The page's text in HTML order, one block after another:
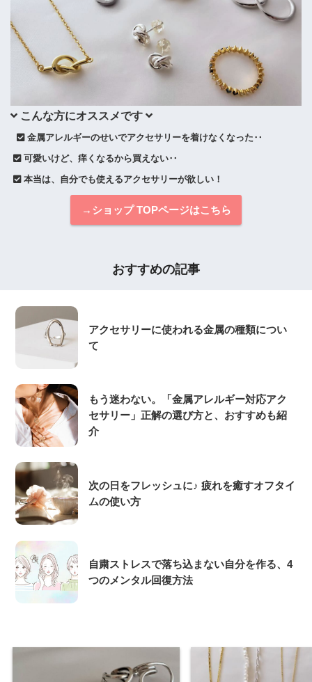
こんな方にオススメです
金属アレルギーのせいでアクセサリーを着けなくなった‥
可愛いけど、痒くなるから買えない‥
本当は、自分でも使えるアクセサリーが欲しい！
→ショップ TOPページはこちら
おすすめの記事
アクセサリーに使われる金属の種類につい
て
もう迷わない。「金属アレルギー対応アク
セサリー」正解の選び方と、おすすめも紹
介
次の日をフレッシュに♪ 疲れを癒すオフタイ
ムの使い方
自粛ストレスで落ち込まない自分を作る、4
つのメンタル回復方法